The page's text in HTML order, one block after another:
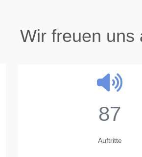
Wir freuen uns
87
Auftritte